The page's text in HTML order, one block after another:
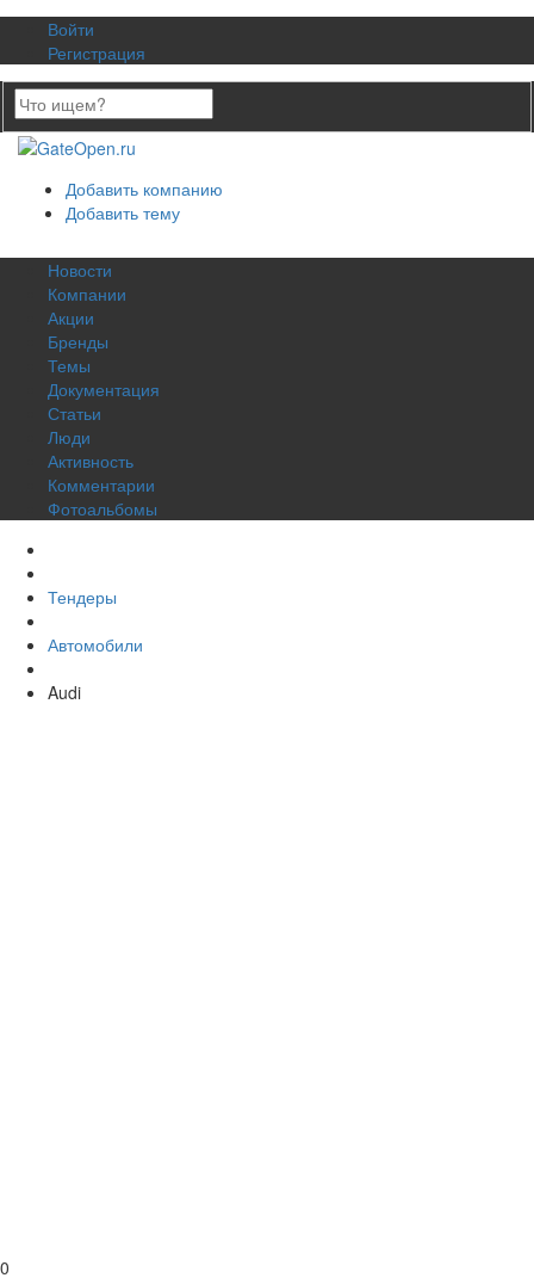
Войти
Регистрация
Добавить компанию
Добавить тему
Новости
Компании
Акции
Бренды
Темы
Документация
Статьи
Люди
Активность
Комментарии
Фотоальбомы
Тендеры
Автомобили
Audi
0